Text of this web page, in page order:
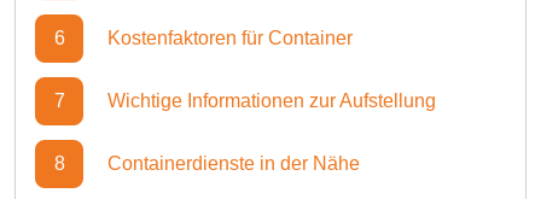
6 Kostenfaktoren für Container
7 Wichtige Informationen zur Aufstellung
8 Containerdienste in der Nähe